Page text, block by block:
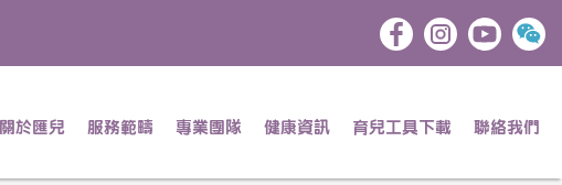
關於匯兒 服務範疇 專業團隊 健康資訊 育兒工具下載 聯絡我們